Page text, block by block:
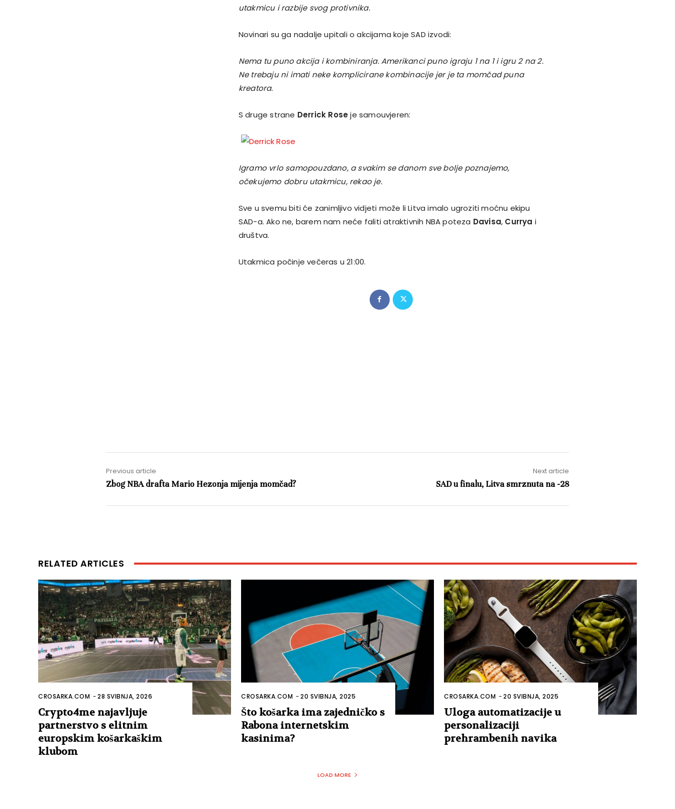
utakmicu i razbije svog protivnika.
Novinari su ga nadalje upitali o akcijama koje SAD izvodi:
Nema tu puno akcija i kombiniranja. Amerikanci puno igraju 1 na 1 i igru 2 na 2.
Ne trebaju ni imati neke komplicirane kombinacije jer je ta momčad puna
kreatora.
S druge strane Derrick Roseje samouvjeren:
Igramo vrlo samopouzdano, a svakim se danom sve bolje poznajemo,
očekujemo dobru utakmicu, rekao je.
Sve u svemu biti će zanimljivo vidjeti može li Litva imalo ugroziti moćnu ekipu
SAD-a. Ako ne, barem nam neće faliti atraktivnih NBA poteza Davisa, Currya i
društva.
Utakmica počinje večeras u 21:00.
Previous article
Zbog NBA drafta Mario Hezonja mijenja momčad?
Next article
SAD u finalu, Litva smrznuta na -28
RELATED ARTICLES
CROSARKA.COM -28 SVIBNJA, 2026
Crypto4me najavljuje
partnerstvo s elitnim
europskim košarkaškim
klubom
CROSARKA.COM -20 SVIBNJA, 2025
Što košarka ima zajedničko s
Rabona internetskim
kasinima?
CROSARKA.COM -20 SVIBNJA, 2025
Uloga automatizacije u
personalizaciji
prehrambenih navika
LOAD MORE